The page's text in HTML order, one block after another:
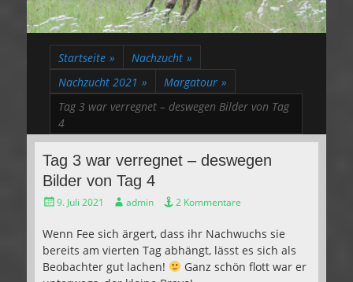
Startseite » Nachzucht »
Nachzucht 2021 » Margatour »
Tag 3 war verregnet – deswegen Bilder von Tag
4
Tag 3 war verregnet – deswegen
Bilder von Tag 4
Gepostet
9. Juli 2021 Autoradmin 2 Kommentare
Wenn Fee sich ärgert, dass ihr Nachwuchs sie
bereits am vierten Tag abhängt, lässt es sich als
Beobachter gut lachen!
Ganz schön flott war er